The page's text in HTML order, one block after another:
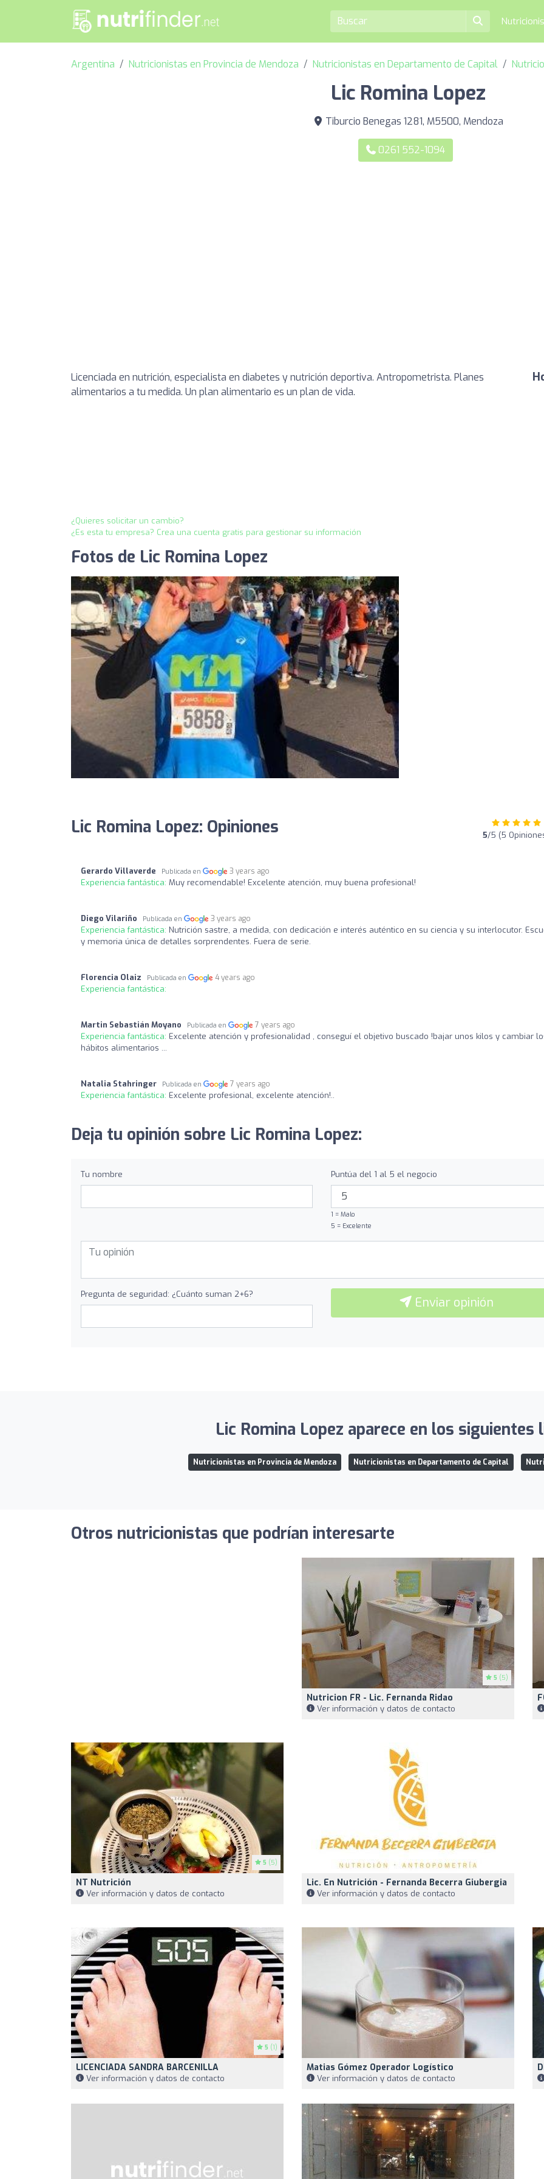
Argentina Nutricionistas en Provincia de Mendoza Nutricionistas en Departamento de Capital
Lic Romina Lopez
Tiburcio Benegas 1281, M5500, Mendoza
0261 552-1094
Licenciada en nutrición, especialista en diabetes y nutrición deportiva. Antropometrista. Planes
alimentarios a tu medida. Un plan alimentario es un plan de vida.
¿Quieres solicitar un cambio?
¿Es esta tu empresa? Crea una cuenta gratis para gestionar su información
Fotos de Lic Romina Lopez
Lic Romina Lopez: Opiniones 5/5 (5
Gerardo Villaverde Publicada en 3 years ago
Experiencia fantástica: Muy recomendable! Excelente atención, muy buena profesional!
Diego Vilariño Publicada en 3 years ago
Experiencia fantástica: Nutrición sastre, a medida, con dedicación e interés auténtico en su ciencia y su interlocutor.
y memoria única de detalles sorprendentes. Fuera de serie.
Florencia Olaiz Publicada en 4 years ago
Experiencia fantástica:
Martin Sebastián Moyano Publicada en 7 years ago
Experiencia fantástica: Excelente atención y profesionalidad , conseguí el objetivo buscado !bajar unos kilos y cambiar
hábitos alimentarios ...
Natalia Stahringer Publicada en 7 years ago
Experiencia fantástica: Excelente profesional, excelente atención!..
Deja tu opinión sobre Lic Romina Lopez:
Tu nombre Puntúa del 1 al 5 el negocio
1 = Malo
5 = Excelente
Pregunta de seguridad: ¿Cuánto suman 2+6?
Enviar opinión
Lic Romina Lopez aparece en los siguientes
Nutricionistas en Provincia de Mendoza Nutricionistas en Departamento de Capital
Otros nutricionistas que podrían interesarte
5 (5)
Nutricion FR - Lic. Fernanda Ridao
Ver información y datos de contacto
5 (5)
NT Nutrición
Ver información y datos de contacto
Lic. En Nutrición - Fernanda Becerra Giubergia
Ver información y datos de contacto
5 (1)
LICENCIADA SANDRA BARCENILLA
Ver información y datos de contacto
Matias Gómez Operador Logístico
Ver información y datos de contacto